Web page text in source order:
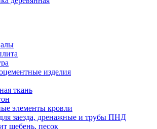
изделия
ткань
элементы кровли
заезда, дренажные и трубы ПНД
щебень, песок